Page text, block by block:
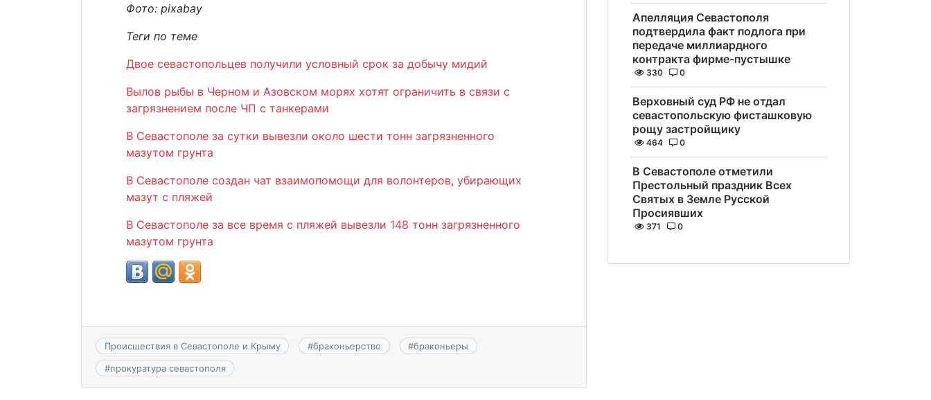
Фото: pixabay
Теги по теме
Двое севастопольцев получили условный срок за добычу мидий
Вылов рыбы в Черном и Азовском морях хотят ограничить в связи с
загрязнением после ЧП с танкерами
В Севастополе за сутки вывезли около шести тонн загрязненного
мазутом грунта
В Севастополе создан чат взаимопомощи для волонтеров, убирающих
мазут с пляжей
В Севастополе за все время с пляжей вывезли 148 тонн загрязненного
мазутом грунта
Происшествия в Севастополе и Крыму #браконьерство #браконьеры
#прокуратура севастополя
Апелляция Севастополя
подтвердила факт подлога при
передаче миллиардного
контракта фирме-пустышке
330 0
Верховный суд РФ не отдал
севастопольскую фисташковую
рощу застройщику
464 0
В Севастополе отметили
Престольный праздник Всех
Святых в Земле Русской
Просиявших
371 0